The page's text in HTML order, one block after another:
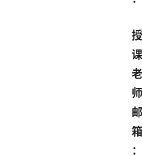
授
课
老
师
邮
箱
：